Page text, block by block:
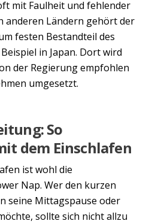
mit Faulheit und fehlender
anderen Ländern gehört der
festen Bestandteil des
in Japan. Dort wird
der Regierung empfohlen
umgesetzt.
So
dem Einschlafen
ist wohl die
Nap. Wer den kurzen
seine Mittagspause oder
sollte sich nicht allzu